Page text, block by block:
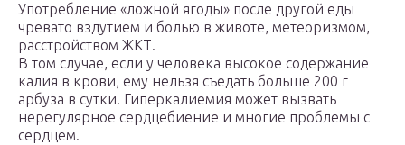
Употребление «ложной ягоды» после другой еды
чревато вздутием и болью в животе, метеоризмом,
расстройством ЖКТ.
В том случае, если у человека высокое содержание
калия в крови, ему нельзя съедать больше 200 г
арбуза в сутки. Гиперкалиемия может вызвать
нерегулярное сердцебиение и многие проблемы с
сердцем.